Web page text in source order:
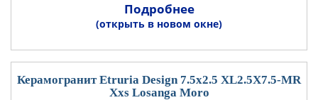
Подробнее
(открыть в новом окне)
Керамогранит Etruria Design 7.5x2.5 XL2.5X7.5-MR
Xxs Losanga Moro